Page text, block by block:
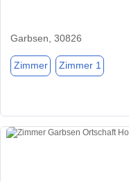
Garbsen, 30826
Zimmer Zimmer 1